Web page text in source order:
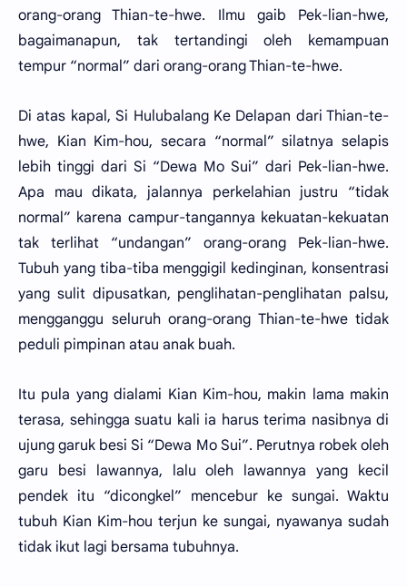
orang-orang Thian-te-hwe. Ilmu gaib Pek-lian-hwe,
bagaimanapun, tak tertandingi oleh kemampuan
tempur “normal” dari orang-orang Thian-te-hwe.
Di atas kapal, Si Hulubalang Ke Delapan dari Thian-te-
hwe, Kian Kim-hou, secara “normal” silatnya selapis
lebih tinggi dari Si “Dewa Mo Sui” dari Pek-lian-hwe.
Apa mau dikata, jalannya perkelahian justru “tidak
normal” karena campur-tangannya kekuatan-kekuatan
tak terlihat “undangan” orang-orang Pek-lian-hwe.
Tubuh yang tiba-tiba menggigil kedinginan, konsentrasi
yang sulit dipusatkan, penglihatan-penglihatan palsu,
mengganggu seluruh orang-orang Thian-te-hwe tidak
peduli pimpinan atau anak buah.
Itu pula yang dialami Kian Kim-hou, makin lama makin
terasa, sehingga suatu kali ia harus terima nasibnya di
ujung garuk besi Si “Dewa Mo Sui”. Perutnya robek oleh
garu besi lawannya, lalu oleh lawannya yang kecil
pendek itu “dicongkel” mencebur ke sungai. Waktu
tubuh Kian Kim-hou terjun ke sungai, nyawanya sudah
tidak ikut lagi bersama tubuhnya.